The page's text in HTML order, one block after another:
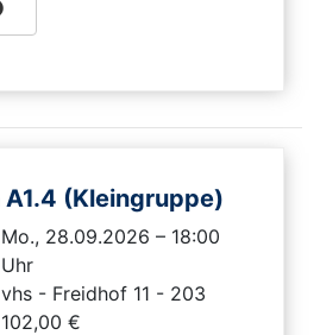
(Kleingruppe)
Mo., 28.09.2026 – 18:00
Uhr
vhs - Freidhof 11 - 203
102,00 €